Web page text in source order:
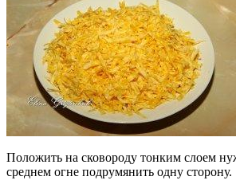
Положить на сковороду тонким слоем
среднем огне подрумянить одну сторону.